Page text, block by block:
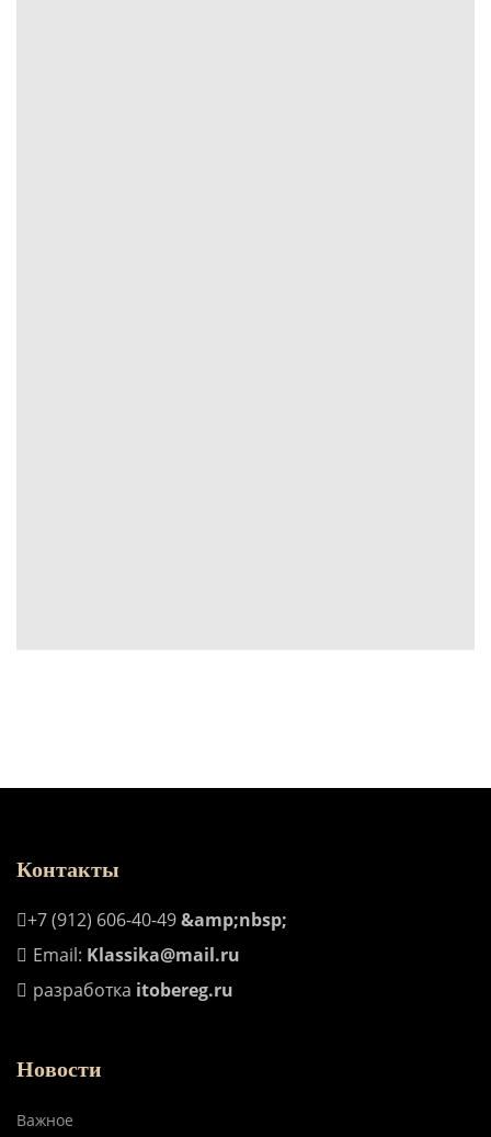
Контакты
+7 (912) 606-40-49&amp;nbsp;
Email: Klassika@mail.ru
разработка itobereg.ru
Новости
Важное